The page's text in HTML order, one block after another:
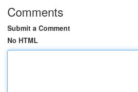
Comments
Submit a Comment
No HTML